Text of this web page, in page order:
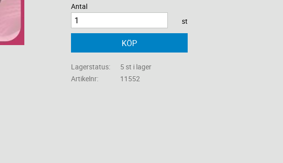
Antal
st
KÖP
Lagerstatus
5 st i lager
Artikelnr
11552